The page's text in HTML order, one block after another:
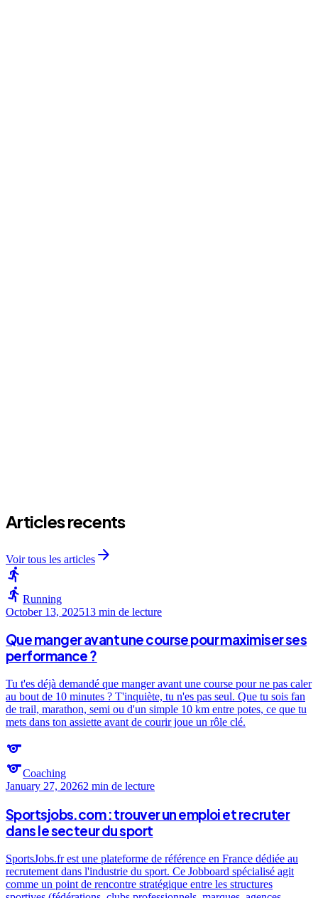
Articles recents
Voir tous les articles arrow_forward
directions_run
directions_run Running
October 13, 202513 min de lecture
Que manger avant une course pour maximiser ses
performance ?
Tu t'es déjà demandé que manger avant une course pour ne pas caler
au bout de 10 minutes ? T'inquiète, tu n'es pas seul. Que tu sois fan
de trail, marathon, semi ou d'un simple 10 km entre potes, ce que tu
mets dans ton assiette avant de courir joue un rôle clé.
sports
sportsCoaching
January 27, 20262 min de lecture
Sportsjobs.com : trouver un emploi et recruter
dans le secteur du sport
SportsJobs.fr est une plateforme de référence en France dédiée au
recrutement dans l'industrie du sport. Ce Jobboard spécialisé agit
comme un point de rencontre stratégique entre les structures